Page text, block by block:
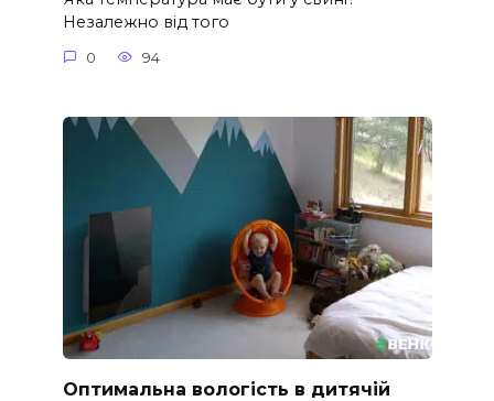
Незалежно від того
0 94
Оптимальна вологість в дитячій